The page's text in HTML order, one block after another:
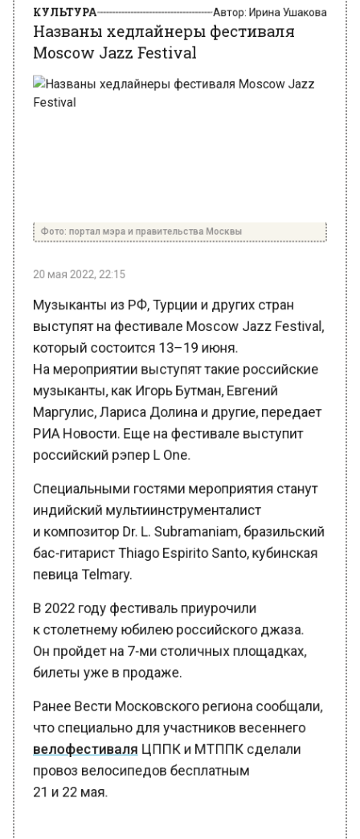
Moscow Jazz Festival
выступят на фестивале Moscow Jazz Festival,
который состоится 13–19 июня.
На мероприятии выступят такие российские
музыканты, как Игорь Бутман, Евгений
Маргулис, Лариса Долина и другие, передает
РИА Новости. Еще на фестивале выступит
российский рэпер L One.
Специальными гостями мероприятия станут
индийский мультиинструменталист
и композитор Dr. L. Subramaniam, бразильский
бас-гитарист Thiago Espirito Santo, кубинская
певица Telmary.
В 2022 году фестиваль приурочили
к столетнему юбилею российского джаза.
Он пройдет на 7-ми столичных площадках,
билеты уже в продаже.
Ранее Вести Московского региона сообщали,
что специально для участников весеннего
велофестиваляЦППК и МТППК сделали
провоз велосипедов бесплатным
21 и 22 мая.